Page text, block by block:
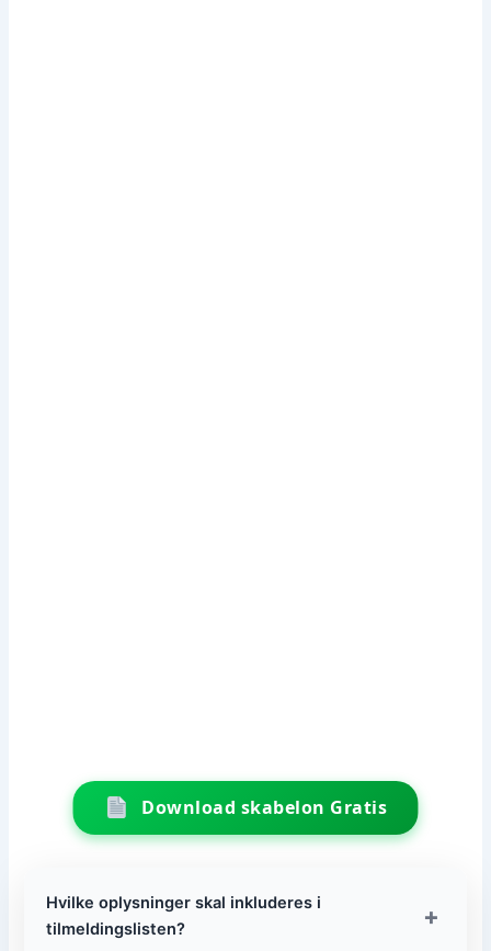
Download skabelon Gratis
Hvilke oplysninger skal inkluderes i
tilmeldingslisten?
+